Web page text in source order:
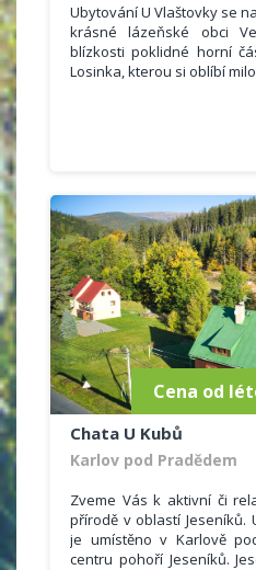
Ubytování U Vlaštovky se
krásné lázeňské obci
blízkosti poklidné horní
Losinka, kterou si oblíbí
velmi výhodnou cenu v
Cena od
Chata U Kubů
Karlov pod Pradědem
Zveme Vás k aktivní či
přírodě v oblastí Jeseníků.
je umístěno v Karlově
centru pohoří Jeseníků.